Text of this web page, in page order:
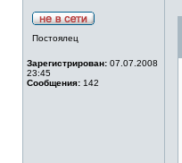
Постоялец
Зарегистрирован: 07.07.2008
23:45
Сообщения: 142